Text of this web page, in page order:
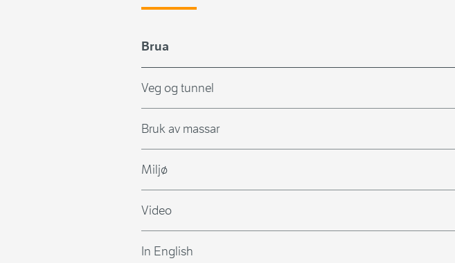
Brua
Veg og tunnel
Bruk av massar
Miljø
Video
In English